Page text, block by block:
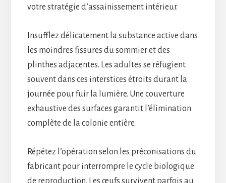
votre stratégie d’assainissement intérieur.
Insufflez délicatement la substance active dans
les moindres fissures du sommier et des
plinthes adjacentes. Les adultes se réfugient
souvent dans ces interstices étroits durant la
journée pour fuir la lumière. Une couverture
exhaustive des surfaces garantit l’élimination
complète de la colonie entière.
Répétez l’opération selon les préconisations du
fabricant pour interrompre le cycle biologique
de reproduction. Les œufs survivent parfois au